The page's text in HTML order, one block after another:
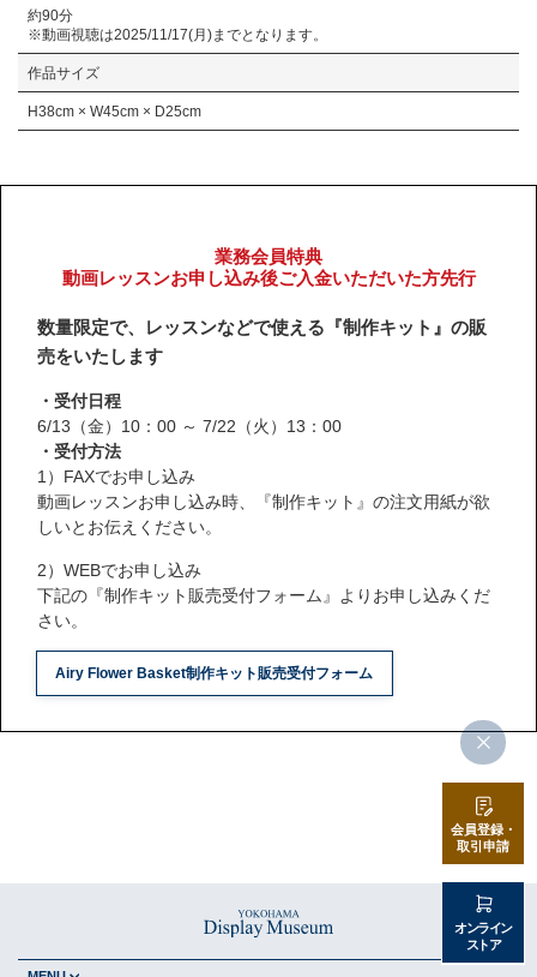
約90分
※動画視聴は2025/11/17(月)までとなります。
作品サイズ
H38cm × W45cm × D25cm
業務会員特典
動画レッスンお申し込み後ご入金いただいた方先行
数量限定で、レッスンなどで使える『制作キット』の販
売をいたします
・受付日程
6/13（金）10：00 ～ 7/22（火）13：00
・受付方法
1）FAXでお申し込み
動画レッスンお申し込み時、『制作キット』の注文用紙が欲
しいとお伝えください。
2）WEBでお申し込み
下記の『制作キット販売受付フォーム』よりお申し込みくだ
さい。
Airy Flower Basket制作キット販売受付フォーム
会員登録・
取引申請
オンライン
ストア